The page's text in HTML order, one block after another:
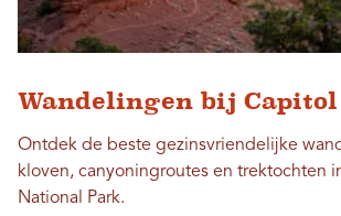
Wandelingen bij Capitol
Ontdek de beste gezinsvriendelijke
kloven, canyoningroutes en trektochten
National Park.